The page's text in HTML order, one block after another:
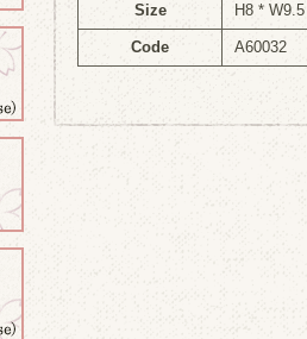
Size H8 *
Code A60032